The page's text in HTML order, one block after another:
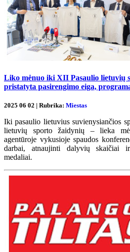
Liko mėnuo iki XII Pasaulio lietuvių
pristatyta pasirengimo eiga,
2025 06 02 | Rubrika: Miestas
Iki pasaulio lietuvius suvienysiančios
lietuvių sporto žaidynių – lieka
agentūroje vykusioje spaudos
darbai, atnaujinti dalyvių skaičiai
medaliai.